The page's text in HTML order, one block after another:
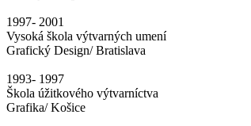
1997- 2001
Vysoká škola výtvarných umení
Grafický Design/ Bratislava
1993- 1997
Škola úžitkového výtvarníctva
Grafika/ Košice